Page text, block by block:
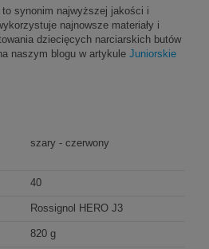
synonim najwyższej jakości i
najnowsze materiały i
dziecięcych narciarskich butów
naszym blogu w artykule Juniorskie
szary - czerwony
40
Rossignol HERO J3
820 g